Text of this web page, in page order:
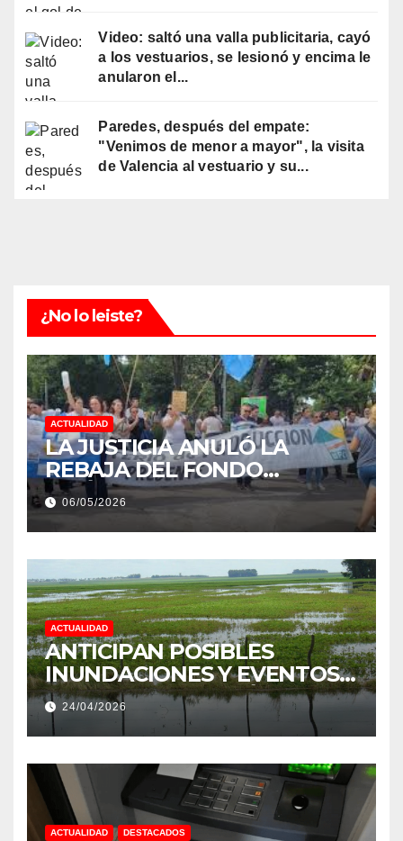
Video: saltó una valla publicitaria, cayó
a los vestuarios, se lesionó y encima le
anularon el...
Paredes, después del empate:
"Venimos de menor a mayor", la visita
de Valencia al vestuario y su...
¿No lo leiste?
ACTUALIDAD
LA JUSTICIA ANULÓ LA
REBAJA DEL FONDO
ESTÍMULO A EMPLEADOS DE
PRODUCCIÓN DE LA
PROVINCIA DEL CHACO
06/05/2026
ACTUALIDAD
ANTICIPAN POSIBLES
INUNDACIONES Y EVENTOS
EXTREMOS: “PODRÍA SER UN
NIÑO MUY IMPORTANTE”
24/04/2026
ACTUALIDAD DESTACADOS